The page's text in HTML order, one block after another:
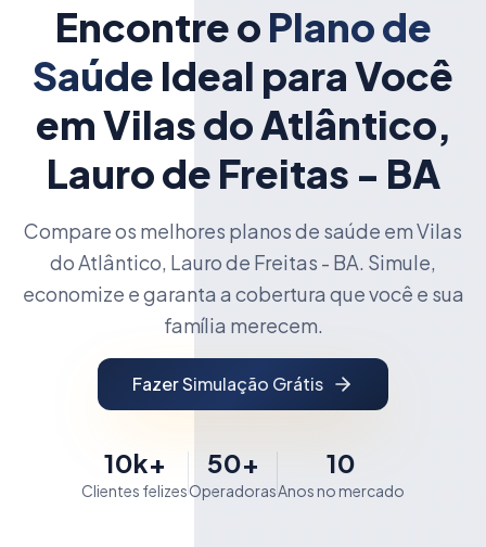
Encontre o Plano de
Saúde Ideal para Você
em Vilas do Atlântico,
Lauro de Freitas - BA
Compare os melhores planos de saúde em Vilas
do Atlântico, Lauro de Freitas - BA. Simule,
economize e garanta a cobertura que você e sua
família merecem.
Fazer Simulação Grátis
10k+
Clientes felizes
50+
Operadoras
10
Anos no mercado